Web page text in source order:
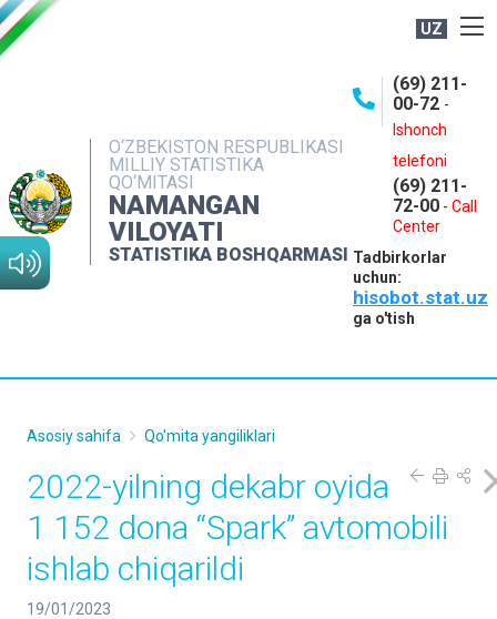
UZ
O‘ZBEKISTON RESPUBLIKASI
MILLIY STATISTIKA
QO‘MITASI
NAMANGAN
VILOYATI
STATISTIKA BOSHQARMASI
(69) 211-
00-72 -
Ishonch
telefoni
(69) 211-
72-00 - Call
Center
Tadbirkorlar
uchun:
hisobot.stat.uz
ga o'tish
NASHRLAR
INTERAKTIV XIZMATLAR
MATBUOT XIZMATI
MUROJAATLAR
Asosiy sahifa Qo'mita yangiliklari
2022-yilning dekabr oyida
1 152 dona “Spark” avtomobili
ishlab chiqarildi
19/01/2023